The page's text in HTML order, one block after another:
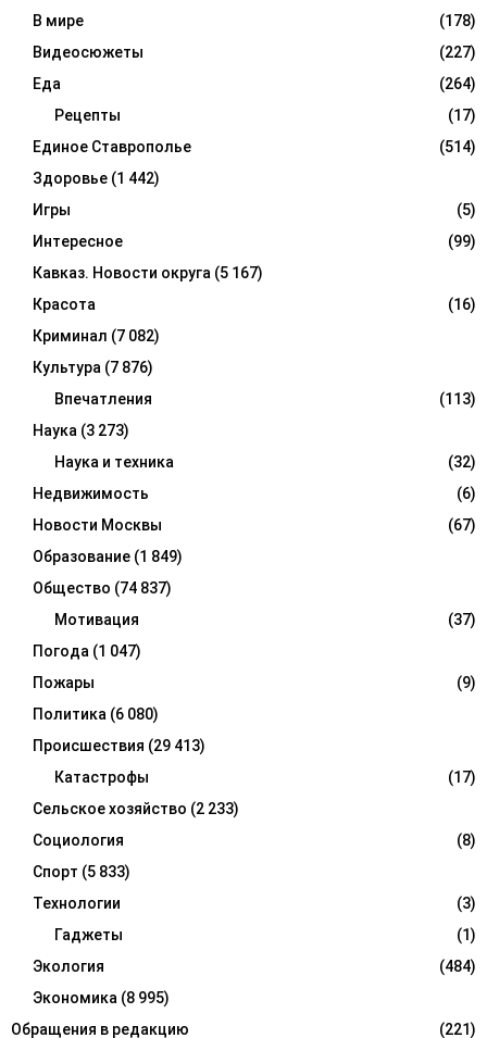
В мире
(178)
Видеосюжеты
(227)
Еда
(264)
Рецепты
(17)
Единое Ставрополье
(514)
Здоровье (1 442)
Игры
(5)
Интересное
(99)
Кавказ. Новости округа (5 167)
Красота
(16)
Криминал (7 082)
Культура (7 876)
Впечатления
(113)
Наука (3 273)
Наука и техника
(32)
Недвижимость
(6)
Новости Москвы
(67)
Образование (1 849)
Общество (74 837)
Мотивация
(37)
Погода (1 047)
Пожары
(9)
Политика (6 080)
Происшествия (29 413)
Катастрофы
(17)
Сельское хозяйство (2 233)
Социология
(8)
Спорт (5 833)
Технологии
(3)
Гаджеты
(1)
Экология
(484)
Экономика (8 995)
Обращения в редакцию
(221)